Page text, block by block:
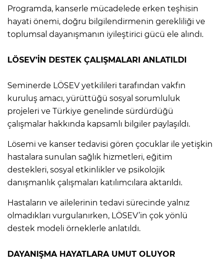
Programda, kanserle mücadelede erken teşhisin
hayati önemi, doğru bilgilendirmenin gerekliliği ve
toplumsal dayanışmanın iyileştirici gücü ele alındı.
LÖSEV’İN DESTEK ÇALIŞMALARI ANLATILDI
Seminerde LÖSEV yetkilileri tarafından vakfın
kuruluş amacı, yürüttüğü sosyal sorumluluk
projeleri ve Türkiye genelinde sürdürdüğü
çalışmalar hakkında kapsamlı bilgiler paylaşıldı.
Lösemi ve kanser tedavisi gören çocuklar ile yetişkin
hastalara sunulan sağlık hizmetleri, eğitim
destekleri, sosyal etkinlikler ve psikolojik
danışmanlık çalışmaları katılımcılara aktarıldı.
Hastaların ve ailelerinin tedavi sürecinde yalnız
olmadıkları vurgulanırken, LÖSEV’in çok yönlü
destek modeli örneklerle anlatıldı.
DAYANIŞMA HAYATLARA UMUT OLUYOR